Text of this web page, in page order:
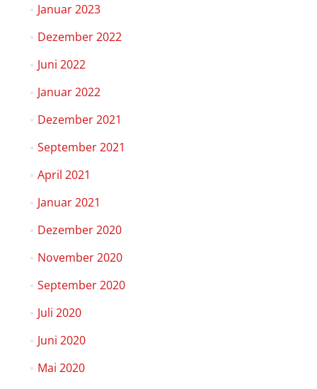
Januar 2023
Dezember 2022
Juni 2022
Januar 2022
Dezember 2021
September 2021
April 2021
Januar 2021
Dezember 2020
November 2020
September 2020
Juli 2020
Juni 2020
Mai 2020